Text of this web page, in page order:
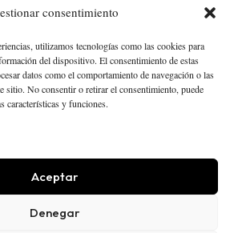
consentimiento
utilizamos tecnologías como las cookies para
del dispositivo. El consentimiento de estas
datos como el comportamiento de navegación o las
sitio. No consentir o retirar el consentimiento, puede
características y funciones.
Aceptar
Denegar
INTELIGENCIA ARTIFICIAL
ROBÓTICA
NEGOCIOS
ACTUALIDAD